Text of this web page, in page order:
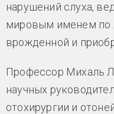
нарушений слуха,
мировым именем по
врожденной и
Профессор Михаль
научных
отохирургии и